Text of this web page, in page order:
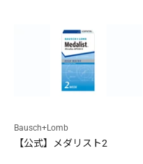
Bausch+Lomb
【公式】メダリスト2